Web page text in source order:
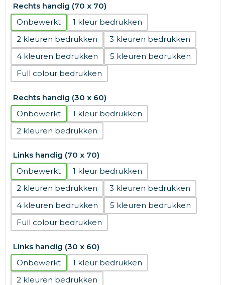
Rechts handig (70 x 70)
Onbewerkt
1
2
3
4
5
Full colour
Rechts handig (30 x 60)
Onbewerkt
1
2
Links handig (70 x 70)
Onbewerkt
1
2
3
4
5
Full colour
Links handig (30 x 60)
Onbewerkt
1
2